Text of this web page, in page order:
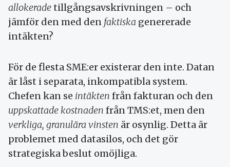
allokeradetillgångsavskrivningen – och
jämför den med den faktiska genererade
intäkten?
För de flesta SME:er existerar den inte. Datan
är låst i separata, inkompatibla system.
Chefen kan se intäkten från fakturan och den
uppskattade kostnaden från TMS:et, men den
verkliga, granulära vinsten är osynlig. Detta är
problemet med datasilos, och det gör
strategiska beslut omöjliga.